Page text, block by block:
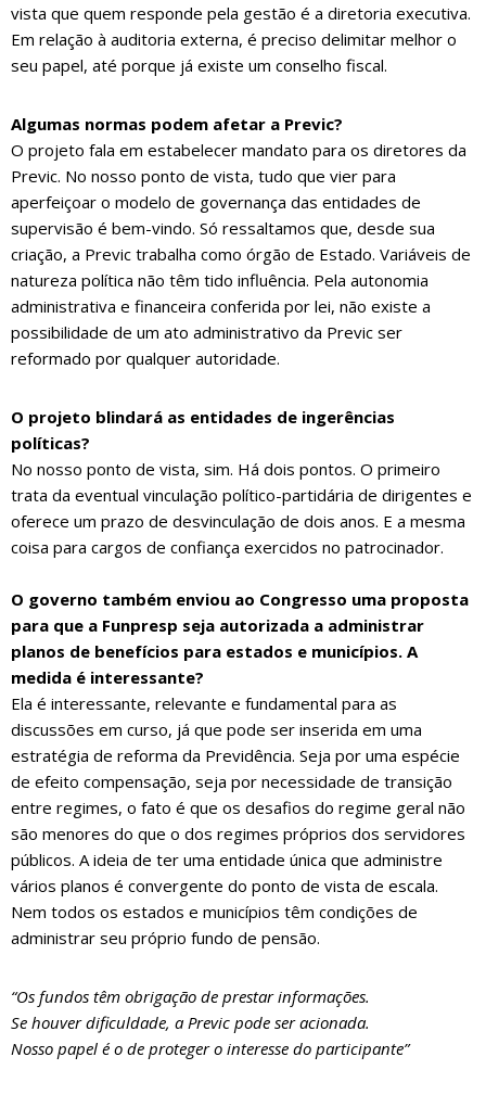
vista que quem responde pela gestão é a diretoria executiva.
Em relação à auditoria externa, é preciso delimitar melhor o
seu papel, até porque já existe um conselho fiscal.
Algumas normas podem afetar a Previc?
O projeto fala em estabelecer mandato para os diretores da
Previc. No nosso ponto de vista, tudo que vier para
aperfeiçoar o modelo de governança das entidades de
supervisão é bem-vindo. Só ressaltamos que, desde sua
criação, a Previc trabalha como órgão de Estado. Variáveis de
natureza política não têm tido influência. Pela autonomia
administrativa e financeira conferida por lei, não existe a
possibilidade de um ato administrativo da Previc ser
reformado por qualquer autoridade.
O projeto blindará as entidades de ingerências
políticas?
No nosso ponto de vista, sim. Há dois pontos. O primeiro
trata da eventual vinculação político-partidária de dirigentes e
oferece um prazo de desvinculação de dois anos. E a mesma
coisa para cargos de confiança exercidos no patrocinador.
O governo também enviou ao Congresso uma proposta
para que a Funpresp seja autorizada a administrar
planos de benefícios para estados e municípios. A
medida é interessante?
Ela é interessante, relevante e fundamental para as
discussões em curso, já que pode ser inserida em uma
estratégia de reforma da Previdência. Seja por uma espécie
de efeito compensação, seja por necessidade de transição
entre regimes, o fato é que os desafios do regime geral não
são menores do que o dos regimes próprios dos servidores
públicos. A ideia de ter uma entidade única que administre
vários planos é convergente do ponto de vista de escala.
Nem todos os estados e municípios têm condições de
administrar seu próprio fundo de pensão.
“Os fundos têm obrigação de prestar informações.
Se houver dificuldade, a Previc pode ser acionada.
Nosso papel é o de proteger o interesse do participante”